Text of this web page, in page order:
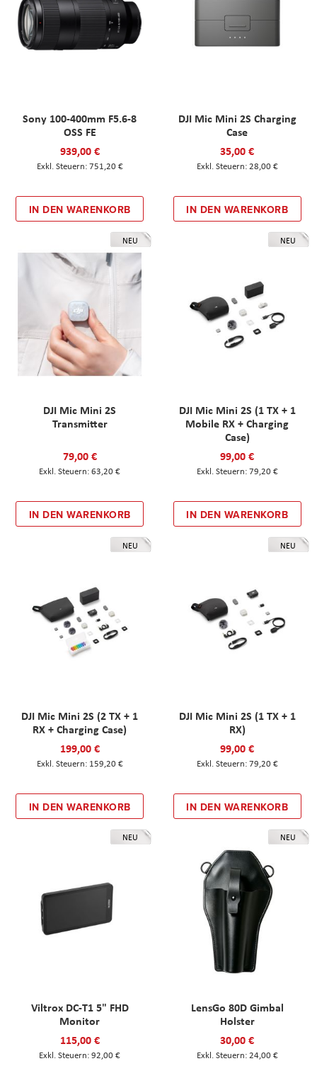
Sony 100-400mm F5.6-8
OSS FE
939,00 €
751,20 €
IN DEN WARENKORB
DJI Mic Mini 2S Charging
Case
35,00 €
28,00 €
IN DEN WARENKORB
NEU
DJI Mic Mini 2S
Transmitter
79,00 €
63,20 €
IN DEN WARENKORB
NEU
DJI Mic Mini 2S (1 TX + 1
Mobile RX + Charging
Case)
99,00 €
79,20 €
IN DEN WARENKORB
NEU
DJI Mic Mini 2S (2 TX + 1
RX + Charging Case)
199,00 €
159,20 €
IN DEN WARENKORB
NEU
DJI Mic Mini 2S (1 TX + 1
RX)
99,00 €
79,20 €
IN DEN WARENKORB
NEU
Viltrox DC-T1 5" FHD
Monitor
115,00 €
92,00 €
NEU
LensGo 80D Gimbal
Holster
30,00 €
24,00 €